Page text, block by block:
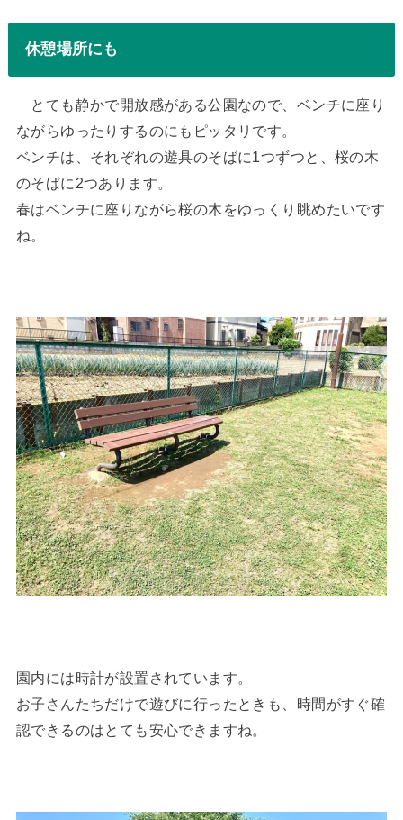
休憩場所にも
とても静かで開放感がある公園なので、ベンチに座り
ながらゆったりするのにもピッタリです。
ベンチは、それぞれの遊具のそばに1つずつと、桜の木
のそばに2つあります。
春はベンチに座りながら桜の木をゆっくり眺めたいです
ね。
園内には時計が設置されています。
お子さんたちだけで遊びに行ったときも、時間がすぐ確
認できるのはとても安心できますね。